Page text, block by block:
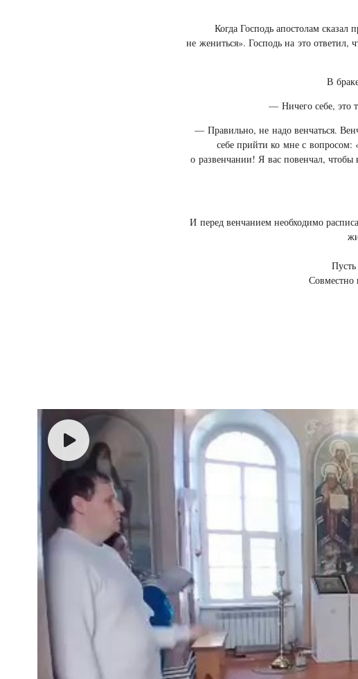
Когда Господь апостолам
не жениться». Господь на это ответил,
В
— Ничего себе, это
— Правильно, не надо венчаться.
себе прийти ко мне с вопросом:
о развенчании! Я вас повенчал, чтобы
И перед венчанием необходимо
Совместно